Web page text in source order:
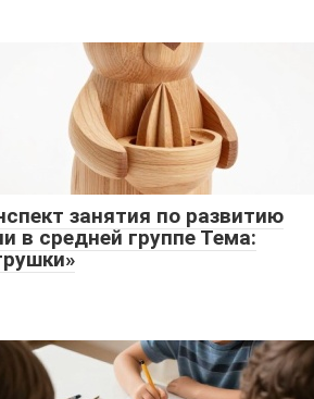
занятия по развитию
в средней группе Тема: